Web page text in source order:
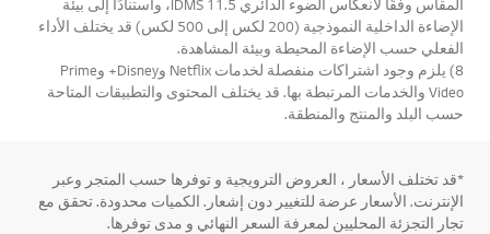
المقاس وفقًا لانعكاس الضوء الدائري IDMS 11.5، واستنادًا إلى بيئة
الإضاءة الداخلية النموذجية (200 لكس إلى 500 لكس) قد يختلف الأداء
الفعلي حسب الإضاءة المحيطة وبيئة المشاهدة.
8) يلزم وجود اشتراكات منفصلة لخدمات Netflix وDisney+ وPrime
Video والخدمات المرتبطة بها. قد يختلف المحتوى والتطبيقات المتاحة
حسب البلد والمنتج والمنطقة.
*قد تختلف الأسعار ، العروض الترويجية و توفرها حسب المتجر وعبر
الإنترنت. الأسعار عرضة للتغيير دون إشعار. الكميات محدودة. تحقق مع
تجار التجزئة المحليين لمعرفة السعر النهائي و مدى توفرها.